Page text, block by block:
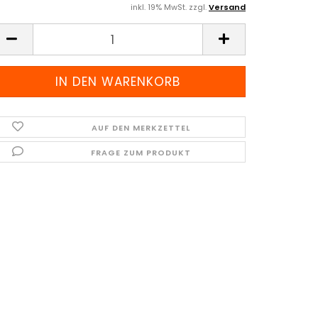
inkl. 19% MwSt. zzgl.Versand
AUF DEN MERKZETTEL
FRAGE ZUM PRODUKT